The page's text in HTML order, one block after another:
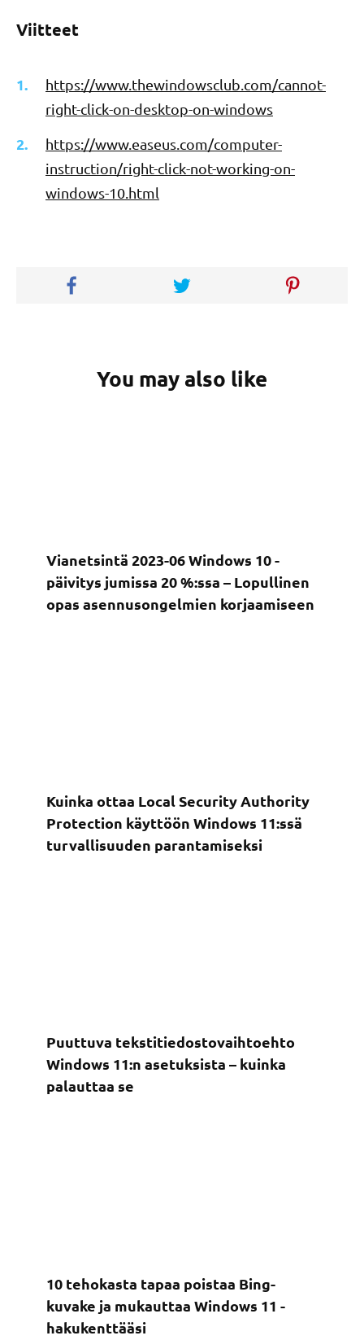
Viitteet
https://www.thewindowsclub.com/cannot-
right-click-on-desktop-on-windows
https://www.easeus.com/computer-
instruction/right-click-not-working-on-
windows-10.html
You may also like
Vianetsintä 2023-06 Windows 10 -
päivitys jumissa 20 %:ssa – Lopullinen
opas asennusongelmien korjaamiseen
Kuinka ottaa Local Security Authority
Protection käyttöön Windows 11:ssä
turvallisuuden parantamiseksi
Puuttuva tekstitiedostovaihtoehto
Windows 11:n asetuksista – kuinka
palauttaa se
10 tehokasta tapaa poistaa Bing-
kuvake ja mukauttaa Windows 11 -
hakukenttääsi